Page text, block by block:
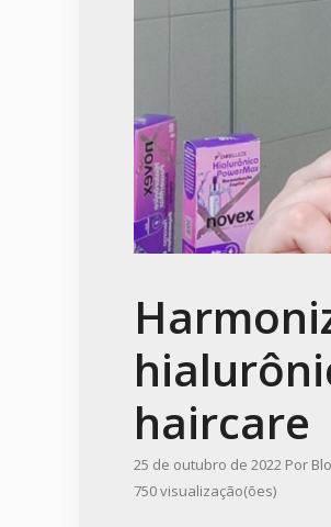
haircare
25 de outubro de 2022 Por
750 visualização(ões)